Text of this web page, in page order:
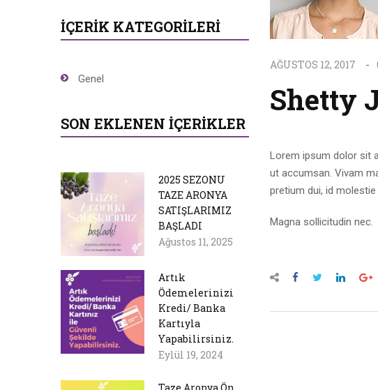
İÇERIK KATEGORILERI
Genel
SON EKLENEN İÇERIKLER
2025 SEZONU
TAZE ARONYA
SATIŞLARIMIZ
BAŞLADI
Ağustos 11, 2025
Artık
Ödemelerinizi
Kredi/ Banka
Kartıyla
Yapabilirsiniz.
Eylül 19, 2024
AĞUSTOS 12, 2017
Shetty
Lorem ipsum dolor sit
ut accumsan. Vivam
pretium dui, id
Magna sollicitudin nec.